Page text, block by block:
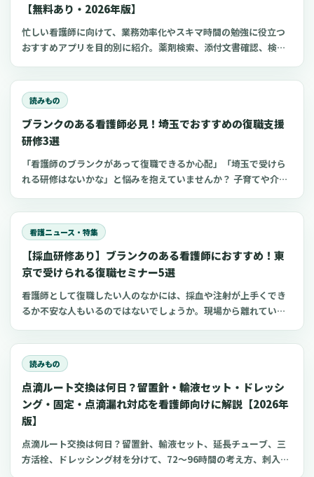
【無料あり・2026年版】
忙しい看護師に向けて、業務効率化やスキマ時間の勉強に役立つ
おすすめアプリを目的別に紹介。薬剤検索、添付文書確認、検査
心電図学習、シフト管理など、現場や復職準備で使いやすいアプ
リをまとめました。
読みもの
ブランクのある看護師必見！埼玉でおすすめの復職支援
研修3選
「看護師のブランクがあって復職できるか心配」「埼玉で受けら
れる研修はないかな」と悩みを抱えていませんか？ 子育てや介護
の看護技術に不安を感じてしまうもの。近年、厚生労働省などが
潜在看護師の復職支援に力を入れています。復職支援研修を活用
すれば、ブランク看護師でもスムーズな復職がかなえられます。
今回は、埼玉でおすすめの看護師向け復職支援研修をご紹介しま
す。
看護ニュース・特集
【採血研修あり】ブランクのある看護師におすすめ！東
京で受けられる復職セミナー5選
看護師として復職したい人のなかには、採血や注射が上手くでき
るか不安な人もいるのではないでしょうか。現場から離れている
せん。 看護師の復職支援研修で学びと実践を深めれば、ブランク
があっても自信を持って復職できます。 今回は、採血研修も受け
られる東京都のおすすめセミナーをご紹介します。
読みもの
点滴ルート交換は何日？留置針・輸液セット・ドレッシ
ング・固定・点滴漏れ対応を看護師向けに解説【2026年
版】
点滴ルート交換は何日？留置針、輸液セット、延長チューブ、三
方活栓、ドレッシング材を分けて、72〜96時間の考え方、刺入部